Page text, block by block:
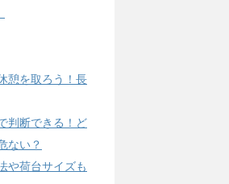
憩を取ろう！長
判断できる！ど
ない？
や荷台サイズも